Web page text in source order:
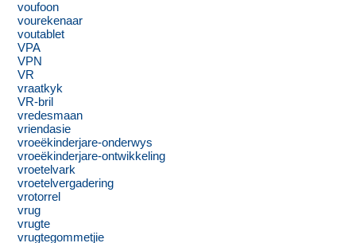
voufoon
vourekenaar
voutablet
VPA
VPN
VR
vraatkyk
VR-bril
vredesmaan
vriendasie
vroeëkinderjare-onderwys
vroeëkinderjare-ontwikkeling
vroetelvark
vroetelvergadering
vrotorrel
vrug
vrugte
vrugtegommetjie